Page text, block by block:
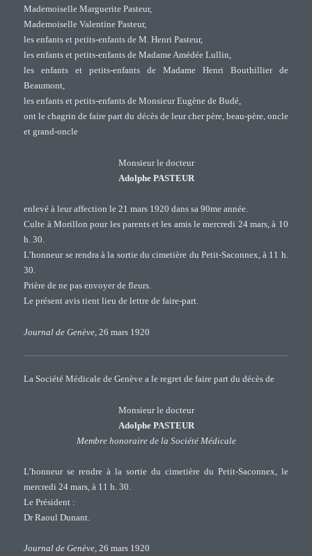
Mademoiselle Marguerite Pasteur,
Mademoiselle Valentine Pasteur,
les enfants et petits-enfants de M. Henri Pasteur,
les enfants et petits-enfants de Madame Amédée Lullin,
les enfants et petits-enfants de Madame Henri Bouthillier de
Beaumont,
les enfants et petits-enfants de Monsieur Eugène de Budé,
ont le chagrin de faire part du décès de leur cher père, beau-père, oncle
et grand-oncle
Monsieur le docteur
Adolphe PASTEUR
enlevé à leur affection le 21 mars 1920 dans sa 90me année.
Culte à Morillon pour les parents et les amis le mercredi 24 mars, à 10
h. 30.
L’honneur se rendra à la sortie du cimetière du Petit-Saconnex, à 11 h.
30.
Prière de ne pas envoyer de fleurs.
Le présent avis tient lieu de lettre de faire-part.
Journal de Genève , 26 mars 1920
La Société Médicale de Genève a le regret de faire part du décès de
Monsieur le docteur
Adolphe PASTEUR
Membre honoraire de la Société Médicale
L’honneur se rendre à la sortie du cimetière du Petit-Saconnex, le
mercredi 24 mars, à 11 h. 30.
Le Président :
Dr Raoul Dunant.
Journal de Genève, 26 mars 1920